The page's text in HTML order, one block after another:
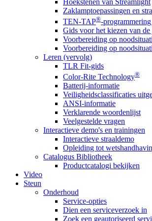
Zaklamptoepassingen en
TEN-TAP®-
Gids voor het kiezen van
Voorbereiding op
Voorbereiding op
Leren (vervolg)
TLR Fit-gids
Color-Rite Technology®
Batterij-informatie
Veiligheidsclassificaties
ANSI-informatie
Verklarende woordenlijst
Veelgestelde vragen
Interactieve demo's en trainingen
Interactieve straaldemo
Opleiding tot
Catalogus Bibliotheek
Productcatalogi bekijken
Video
Steun
Onderhoud
Service-opties
Dien een serviceverzoek in
Zoek een geautoriseerd